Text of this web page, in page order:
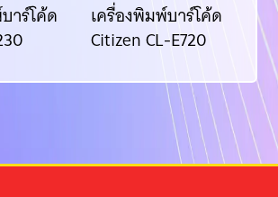
าร์โค้ด
เครื่องพิมพ์บาร์โค้ด
Citizen CL-E720
เ